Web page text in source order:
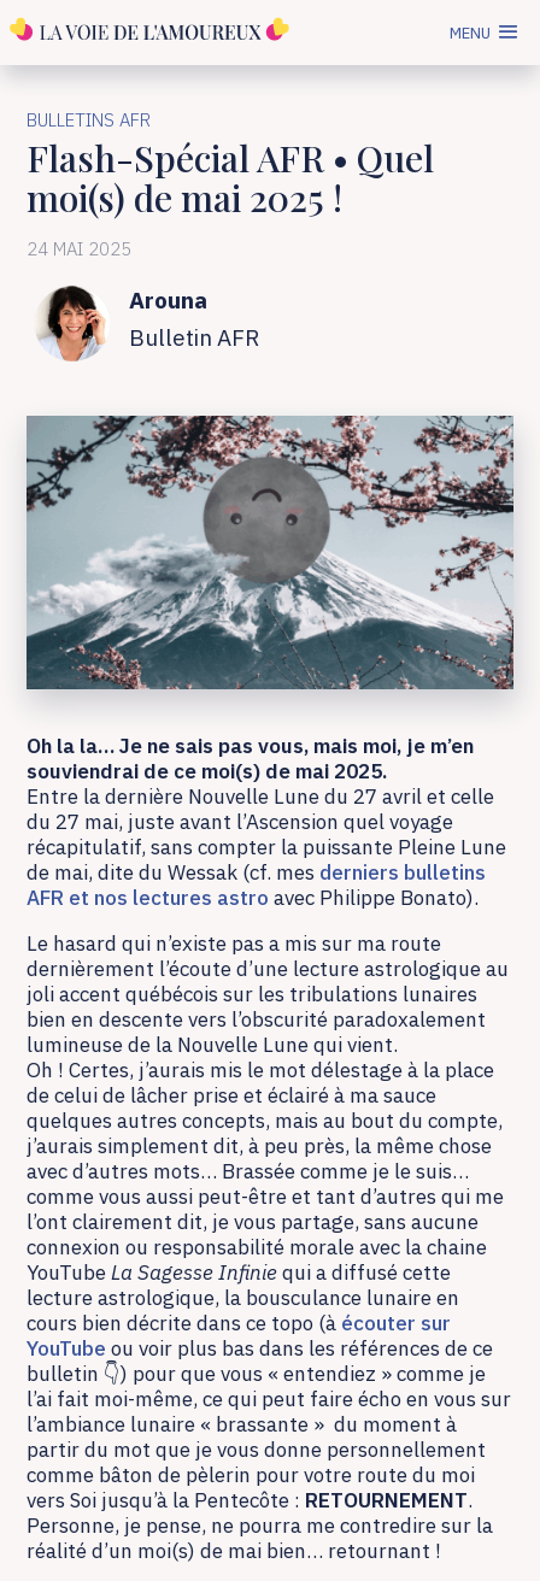
MENU
BULLETINS AFR
Flash-Spécial AFR • Quel
moi(s) de mai 2025 !
24 MAI 2025
Arouna
Bulletin AFR
Oh la la… Je ne sais pas vous, mais moi, je m’en
souviendrai de ce moi(s) de mai 2025.
Entre la dernière Nouvelle Lune du 27 avril et celle
du 27 mai, juste avant l’Ascension quel voyage
récapitulatif, sans compter la puissante Pleine Lune
de mai, dite du Wessak (cf. mes derniers bulletins
AFR et nos lectures astro avec Philippe Bonato).
Le hasard qui n’existe pas a mis sur ma route
dernièrement l’écoute d’une lecture astrologique au
joli accent québécois sur les tribulations lunaires
bien en descente vers l’obscurité paradoxalement
lumineuse de la Nouvelle Lune qui vient.
Oh ! Certes, j’aurais mis le mot délestage à la place
de celui de lâcher prise et éclairé à ma sauce
quelques autres concepts, mais au bout du compte,
j’aurais simplement dit, à peu près, la même chose
avec d’autres mots… Brassée comme je le suis…
comme vous aussi peut-être et tant d’autres qui me
l’ont clairement dit, je vous partage, sans aucune
connexion ou responsabilité morale avec la chaine
YouTubeLa Sagesse Infiniequi a diffusé cette
lecture astrologique, la bousculance lunaire en
cours bien décrite dans ce topo (à écouter sur
YouTube ou voir plus bas dans les références de ce
bulletin 👇) pour que vous « entendiez » comme je
l’ai fait moi-même, ce qui peut faire écho en vous sur
l’ambiance lunaire « brassante » du moment à
partir du mot que je vous donne personnellement
comme bâton de pèlerin pour votre route du moi
vers Soi jusqu’à la Pentecôte : RETOURNEMENT.
Personne, je pense, ne pourra me contredire sur la
réalité d’un moi(s) de mai bien… retournant !